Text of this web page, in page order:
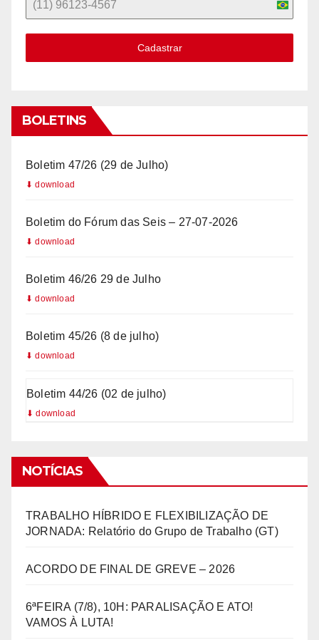
B
r
+
Cadastrar
BOLETINS
Boletim 47/26 (29 de Julho)
Boletim do Fórum das Seis – 27-07-2026
Boletim 46/26 29 de Julho
Boletim 45/26 (8 de julho)
Boletim 44/26 (02 de julho)
NOTÍCIAS
TRABALHO HÍBRIDO E FLEXIBILIZAÇÃO DE
JORNADA: Relatório do Grupo de Trabalho (GT)
ACORDO DE FINAL DE GREVE – 2026
6ªFEIRA (7/8), 10H: PARALISAÇÃO E ATO!
VAMOS À LUTA!